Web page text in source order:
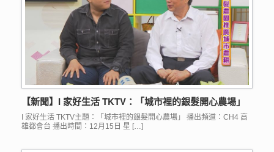
【新聞】I 家好生活 TKTV：「城市裡的銀髮開心農場」
I 家好生活 TKTV主題：「城市裡的銀髮開心農場」 播出頻道：CH4 高
雄都會台 播出時間：12月15日 星 […]